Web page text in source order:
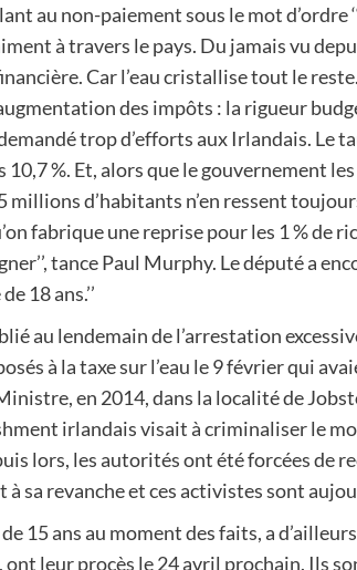
au non-paiement sous le mot d’ordre
à travers le pays. Du jamais vu
Car l’eau cristallise tout le
des impôts : la rigueur
trop d’efforts aux Irlandais. Le
%. Et, alors que le gouvernement
d’habitants n’en ressent toujours
fabrique une reprise pour les 1 % de
tance Paul Murphy. Le député a
18 ans.’’
au lendemain de l’arrestation
à la taxe sur l’eau le 9 février qui
en 2014, dans la localité de
irlandais visait à criminaliser le
lors, les autorités ont été forcées de
sa revanche et ces activistes sont
de 15 ans au moment des faits, a
leur procès le 24 avril prochain. Ils